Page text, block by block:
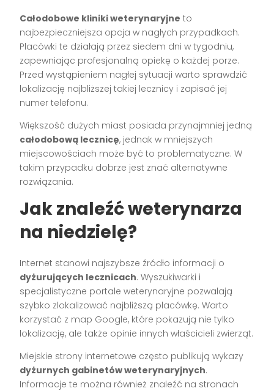
Całodobowe kliniki weterynaryjne to
najbezpieczniejsza opcja w nagłych przypadkach.
Placówki te działają przez siedem dni w tygodniu,
zapewniając profesjonalną opiekę o każdej porze.
Przed wystąpieniem nagłej sytuacji warto sprawdzić
lokalizację najbliższej takiej lecznicy i zapisać jej
numer telefonu.
Większość dużych miast posiada przynajmniej jedną
całodobową lecznicę, jednak w mniejszych
miejscowościach może być to problematyczne. W
takim przypadku dobrze jest znać alternatywne
rozwiązania.
Jak znaleźć weterynarza
na niedzielę?
Internet stanowi najszybsze źródło informacji o
dyżurujących lecznicach. Wyszukiwarki i
specjalistyczne portale weterynaryjne pozwalają
szybko zlokalizować najbliższą placówkę. Warto
korzystać z map Google, które pokazują nie tylko
lokalizację, ale także opinie innych właścicieli zwierząt.
Miejskie strony internetowe często publikują wykazy
dyżurnych gabinetów weterynaryjnych.
Informacje te można również znaleźć na stronach